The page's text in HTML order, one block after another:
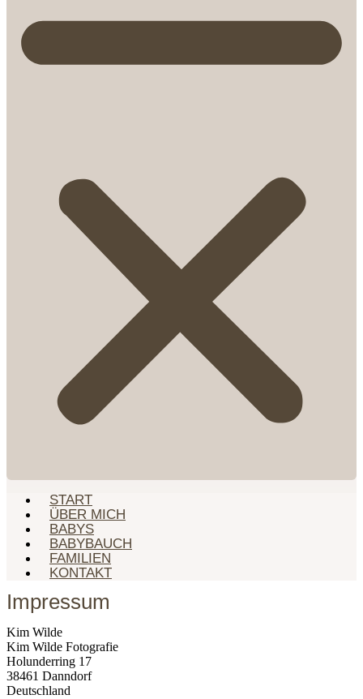
START
ÜBER MICH
BABYS
BABYBAUCH
FAMILIEN
KONTAKT
Impressum
Kim Wilde
Kim Wilde Fotografie
Holunderring 17
38461 Danndorf
Deutschland